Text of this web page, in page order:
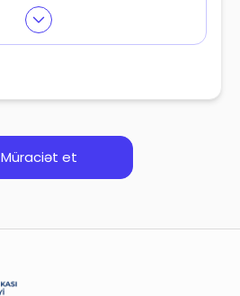
Müraciət et